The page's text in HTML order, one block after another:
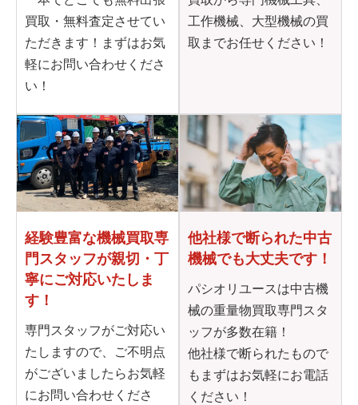
買取・無料査定させてい
ただきます！まずはお気
軽にお問い合わせくださ
い！
工作機械、大型機械の買
取までお任せください！
経験豊富な機械買取専
門スタッフが親切・丁
寧にご対応いたしま
す！
専門スタッフがご対応い
たしますので、ご不明点
がございましたらお気軽
にお問い合わせくださ
他社様で断られた中古
機械でも大丈夫です！
パシオリユースは中古機
械の重量物買取専門スタ
ッフが多数在籍！
他社様で断られたもので
もまずはお気軽にお電話
ください！